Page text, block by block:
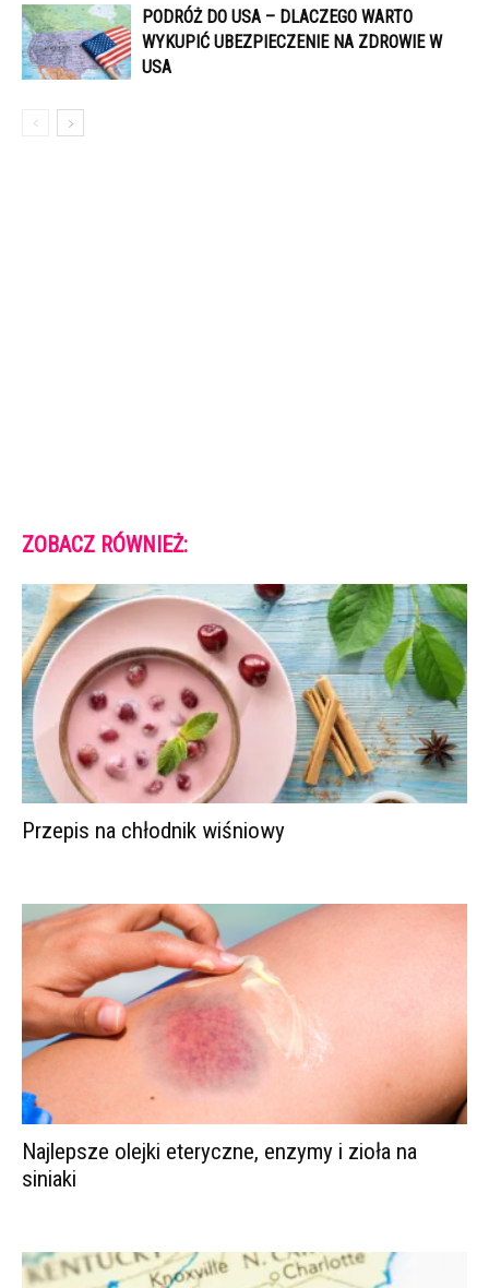
PODRÓŻ DO USA – DLACZEGO WARTO
WYKUPIĆ UBEZPIECZENIE NA ZDROWIE W
USA
ZOBACZ RÓWNIEŻ:
Przepis na chłodnik wiśniowy
Najlepsze olejki eteryczne, enzymy i zioła na
siniaki